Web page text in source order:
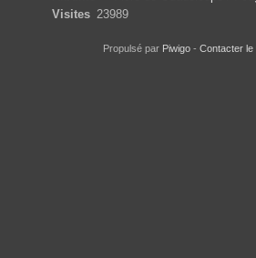
Visites 23989
Propulsé par Piwigo - Contacter